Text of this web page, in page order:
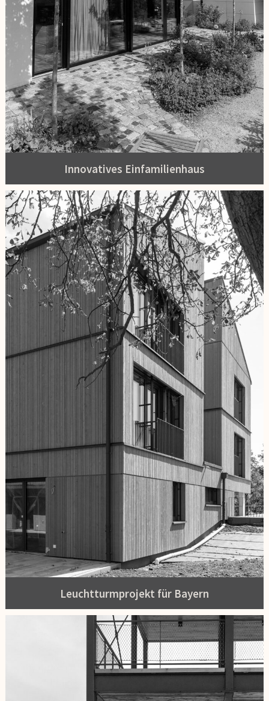
Innovatives Einfamilienhaus
Leuchtturmprojekt für Bayern